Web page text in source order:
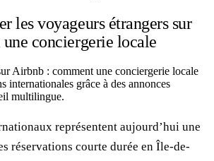
les voyageurs étrangers sur
conciergerie locale
Airbnb : comment une conciergerie locale
internationales grâce à des annonces
multilingue.
représentent aujourd’hui une
réservations courte durée en Île-de-